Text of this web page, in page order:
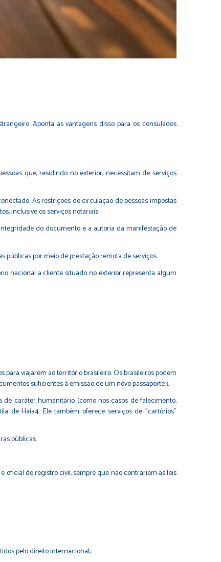
Aponta as vantagens disso para os consulados
que, residindo no exterior, necessitam de serviços
As restrições de circulação de pessoas impostas
inclusive os serviços notariais.
do documento e a autoria da manifestação de
por meio de prestação remota de serviços.
nacional a cliente situado no exterior representa algum
para viajarem ao território brasileiro. Os brasileiros podem
suficientes à emissão de um novo passaporte3.
de caráter humanitário (como nos casos de falecimento,
de Haia4. Ele também oferece serviços de "cartórios"
públicas.
oficial de registro civil, sempre que não contrariem as leis
pelo direito internacional;